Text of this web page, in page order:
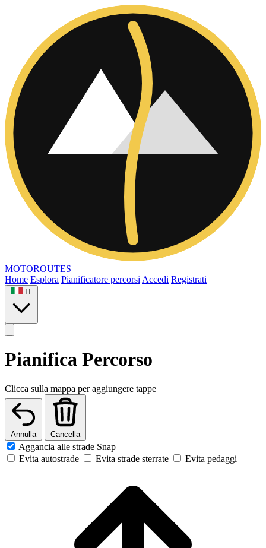
MOTOROUTES
Home Esplora Pianificatore percorsi Accedi Registrati
IT
Pianifica Percorso
Clicca sulla mappa per aggiungere tappe
Annulla Cancella
Aggancia alle strade Snap
Evita autostrade
Evita strade sterrate Evita pedaggi